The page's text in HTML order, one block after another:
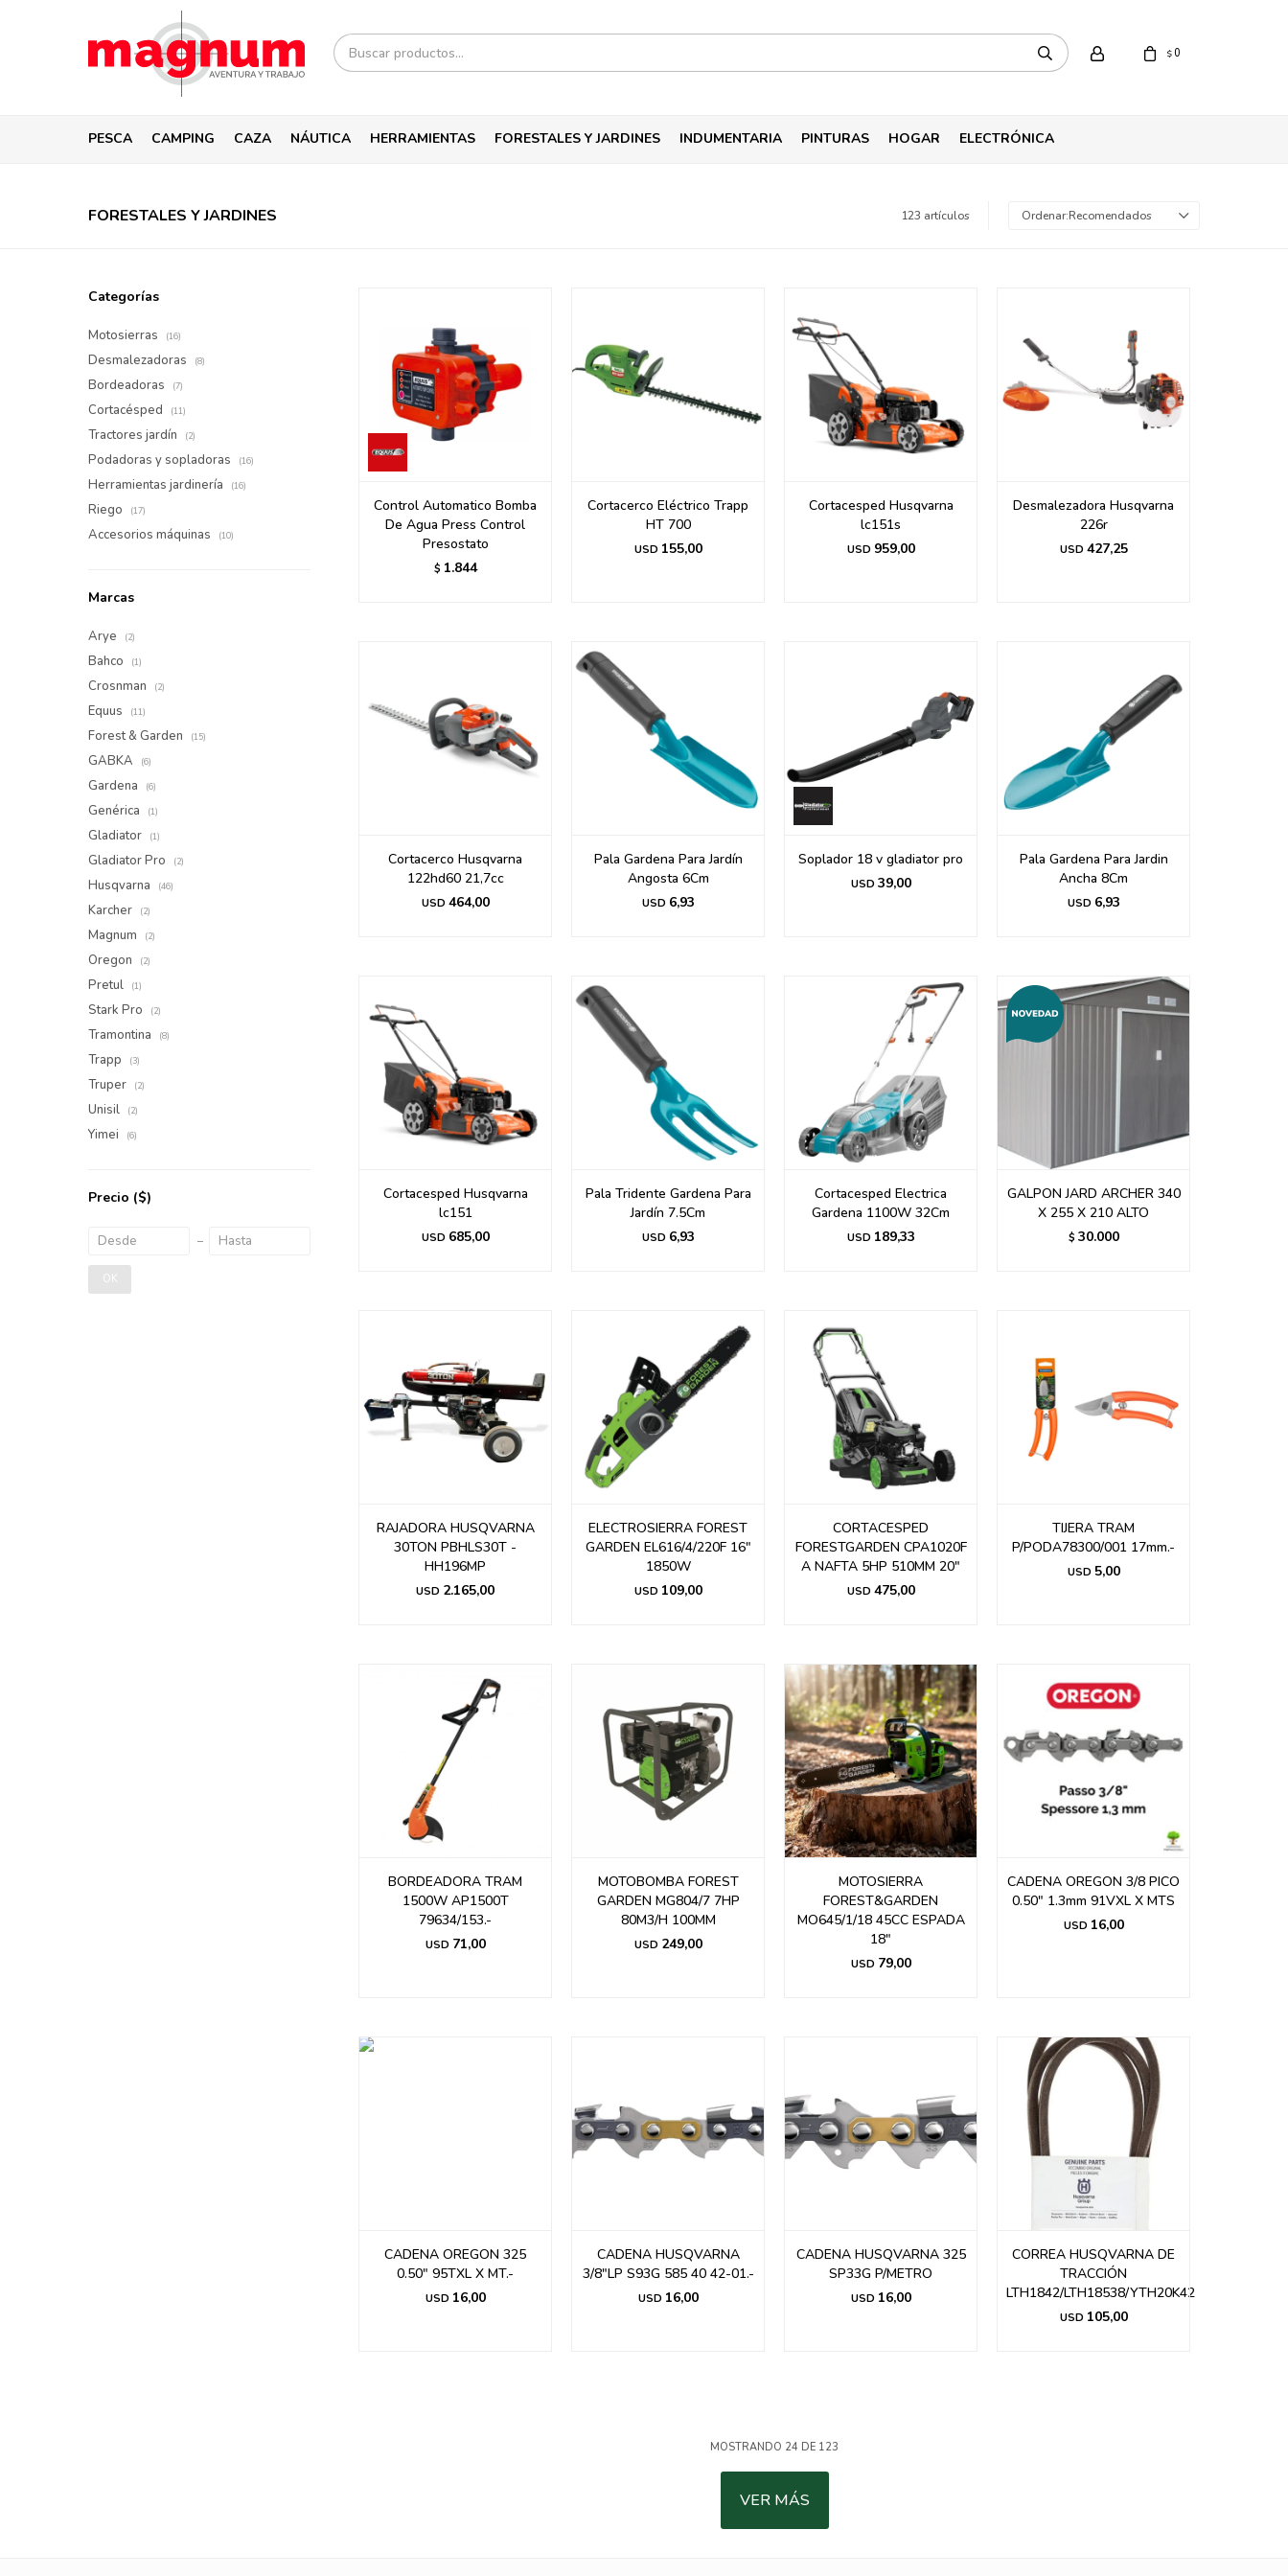
PESCA CAMPING CAZA NÁUTICA HERRAMIENTAS FORESTALES Y JARDINES INDUMENTARIA PINTURAS HOGAR ELECTRÓNICA
$ 0
FORESTALES Y JARDINES 123 artículos Recomendados
Control Automatico Bomba
De Agua Press Control
Presostato
$ 1.844
Cortacerco Eléctrico Trapp
HT 700
USD 155,00
Cortacesped Husqvarna
lc151s
USD 959,00
Desmalezadora Husqvarna
226r
USD 427,25
Cortacerco Husqvarna
122hd60 21,7cc
USD 464,00
Pala Gardena Para Jardín
Angosta 6Cm
USD 6,93
Soplador 18 v gladiator pro
USD 39,00
Pala Gardena Para Jardin
Ancha 8Cm
USD 6,93
Cortacesped Husqvarna
lc151
USD 685,00
Pala Tridente Gardena Para
Jardín 7.5Cm
USD 6,93
Cortacesped Electrica
Gardena 1100W 32Cm
USD 189,33
GALPON JARD ARCHER 340
X 255 X 210 ALTO
$ 30.000
RAJADORA HUSQVARNA
30TON PBHLS30T -
HH196MP
USD 2.165,00
ELECTROSIERRA FOREST
GARDEN EL616/4/220F 16"
1850W
USD 109,00
CORTACESPED
FORESTGARDEN CPA1020F
A NAFTA 5HP 510MM 20"
USD 475,00
TIJERA TRAM
P/PODA78300/001 17mm.-
USD 5,00
BORDEADORA TRAM
1500W AP1500T
79634/153.-
USD 71,00
MOTOBOMBA FOREST
GARDEN MG804/7 7HP
80M3/H 100MM
USD 249,00
MOTOSIERRA
FOREST&GARDEN
MO645/1/18 45CC ESPADA
18"
USD 79,00
CADENA OREGON 3/8 PICO
0.50" 1.3mm 91VXL X MTS
USD 16,00
CADENA OREGON 325
0.50" 95TXL X MT.-
USD 16,00
CADENA HUSQVARNA
3/8"LP S93G 585 40 42-01.-
USD 16,00
CADENA HUSQVARNA 325
SP33G P/METRO
USD 16,00
CORREA HUSQVARNA DE
TRACCIÓN
LTH1842/LTH18538/YTH20K42
USD 105,00
MOSTRANDO 24 DE 123
VER MÁS
Categorías
Motosierras (16)
Desmalezadoras (8)
Bordeadoras (7)
Cortacésped (11)
Tractores jardín (2)
Podadoras y sopladoras (16)
Herramientas jardinería (16)
Riego (17)
Accesorios máquinas (10)
Marcas
Arye (2)
Bahco (1)
Crosnman (2)
Equus (11)
Forest & Garden (15)
GABKA (6)
Gardena (6)
Genérica (1)
Gladiator (1)
Gladiator Pro (2)
Husqvarna (46)
Karcher (2)
Magnum (2)
Oregon (2)
Pretul (1)
Stark Pro (2)
Tramontina (8)
Trapp (3)
Truper (2)
Unisil (2)
Yimei (6)
Precio ($)
OK